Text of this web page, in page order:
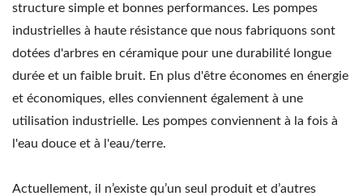
structure simple et bonnes performances. Les pompes
industrielles à haute résistance que nous fabriquons sont
dotées d'arbres en céramique pour une durabilité longue
durée et un faible bruit. En plus d'être économes en énergie
et économiques, elles conviennent également à une
utilisation industrielle. Les pompes conviennent à la fois à
l'eau douce et à l'eau/terre.
Actuellement, il n’existe qu’un seul produit et d’autres